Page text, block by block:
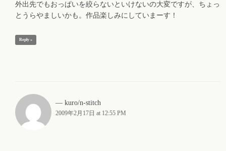
外出先でもおっぱいを絞らないといけないの大変ですが、ちょっ
とうらやましいかも。作品楽しみにしていまーす！
Reply »
kuro/n-stitch
2009年2月17日 at 12:55 PM